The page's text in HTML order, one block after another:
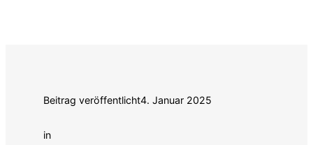
Beitrag veröffentlicht4. Januar 2025
in